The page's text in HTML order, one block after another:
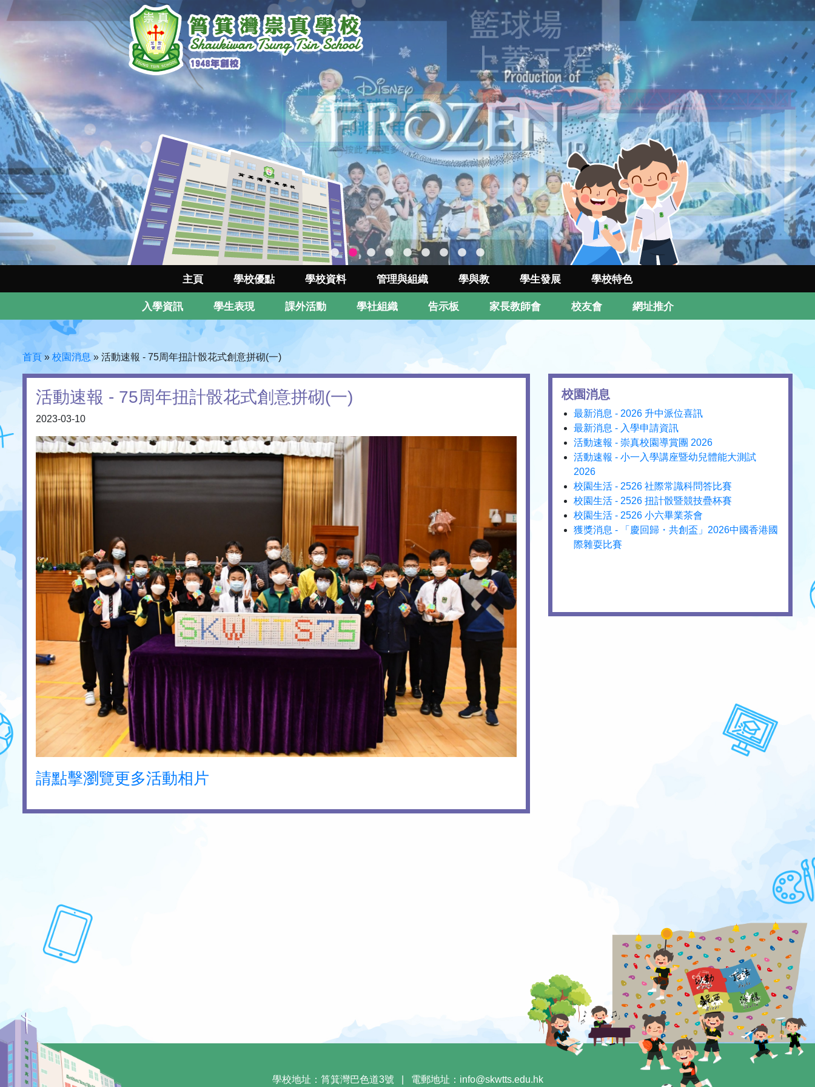
主頁 學校優點 學校資料 管理與組織 學與教 學生發展 學校特色
入學資訊 學生表現 課外活動 學社組織 告示板 家長教師會 校友會 網址推介
首頁 » 校園消息 » 活動速報 - 75周年扭計骰花式創意拼砌(一)
活動速報 - 75周年扭計骰花式創意拼砌(一)
2023-03-10
請點擊瀏覽更多活動相片
校園消息
最新消息 - 2026 升中派位喜訊
最新消息 - 入學申請資訊
活動速報 - 崇真校園導賞團 2026
活動速報 - 小一入學講座暨幼兒體能大測試
2026
校園生活 - 2526 社際常識科問答比賽
校園生活 - 2526 扭計骰暨競技疊杯賽
校園生活 - 2526 小六畢業茶會
獲獎消息 - 「慶回歸・共創盃」2026中國香港國
際雜耍比賽
學校地址：筲箕灣巴色道3號 電郵地址： info@skwtts.edu.hk